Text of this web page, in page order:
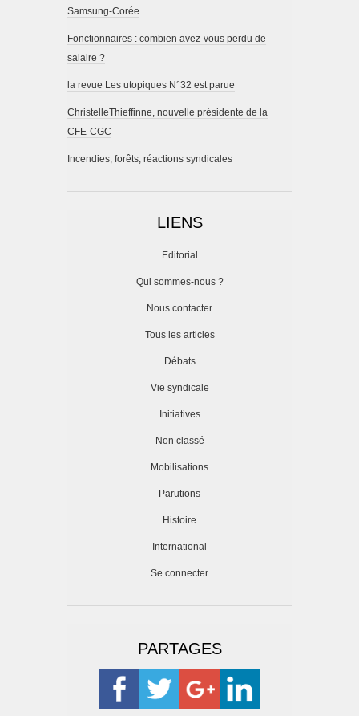
Samsung-Corée
Fonctionnaires : combien avez-vous perdu de
salaire ?
la revue Les utopiques N°32 est parue
ChristelleThieffinne, nouvelle présidente de la
CFE-CGC
Incendies, forêts, réactions syndicales
LIENS
Editorial
Qui sommes-nous ?
Nous contacter
Tous les articles
Débats
Vie syndicale
Initiatives
Non classé
Mobilisations
Parutions
Histoire
International
Se connecter
PARTAGES